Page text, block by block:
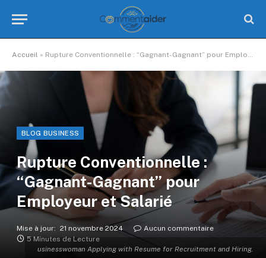
Accueil » Rupture Conventionnelle : “Gagnant-Gagnant” pour Employeur et Salarié
usinesswoman Applying with Resume for Recruitment and Hiring.
BLOG BUSINESS
Rupture Conventionnelle :
“Gagnant-Gagnant” pour
Employeur et Salarié
Mise à jour: 21 novembre 2024
Aucun commentaire
5 Minutes de Lecture